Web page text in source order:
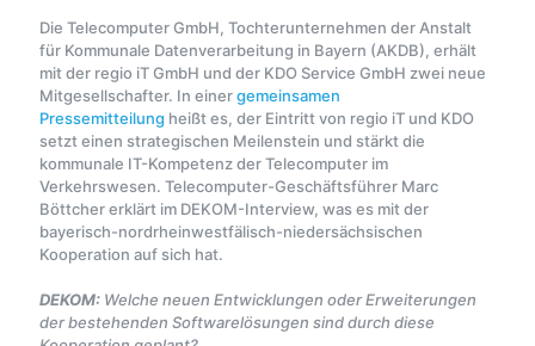
Die Telecomputer GmbH, Tochterunternehmen der Anstalt
für Kommunale Datenverarbeitung in Bayern (AKDB), erhält
mit der regio iT GmbH und der KDO Service GmbH zwei neue
Mitgesellschafter. In einergemeinsamen
Pressemitteilung heißt es, der Eintritt von regio iT und KDO
setzt einen strategischen Meilenstein und stärkt die
kommunale IT-Kompetenz der Telecomputer im
Verkehrswesen. Telecomputer-Geschäftsführer Marc
Böttcher erklärt im DEKOM-Interview, was es mit der
bayerisch-nordrheinwestfälisch-niedersächsischen
Kooperation auf sich hat.
DEKOM: Welche neuen Entwicklungen oder Erweiterungen
der bestehenden Softwarelösungen sind durch diese